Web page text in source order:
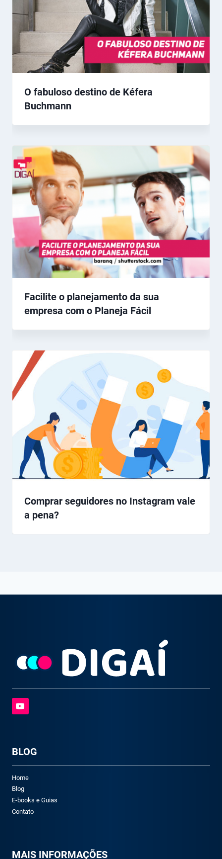
O fabuloso destino de Kéfera
Buchmann
Facilite o planejamento da sua
empresa com o Planeja Fácil
Comprar seguidores no Instagram vale
a pena?
BLOG
Home
Blog
E-books e Guias
Contato
MAIS INFORMAÇÕES